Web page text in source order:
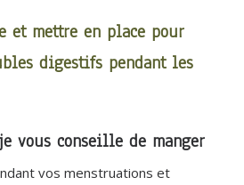
et mettre en place pour
digestifs pendant les
vous conseille de manger
vos menstruations et